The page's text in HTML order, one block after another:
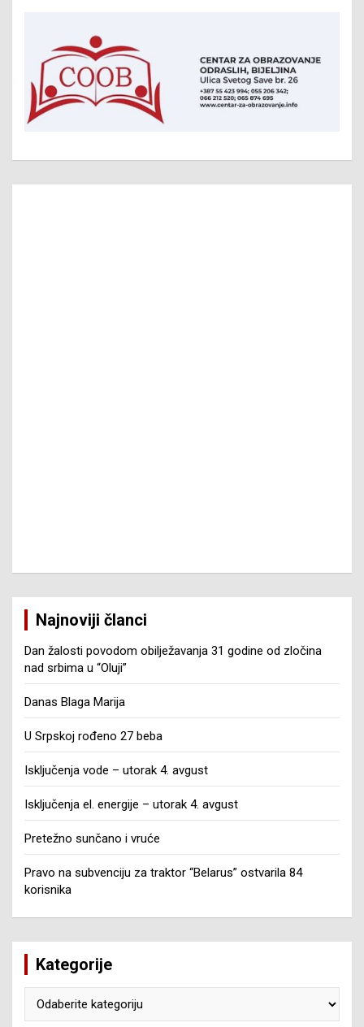
Najnoviji članci
Dan žalosti povodom obilježavanja 31 godine od zločina
nad srbima u “Oluji”
Danas Blaga Marija
U Srpskoj rođeno 27 beba
Isključenja vode – utorak 4. avgust
Isključenja el. energije – utorak 4. avgust
Pretežno sunčano i vruće
Pravo na subvenciju za traktor “Belarus” ostvarila 84
korisnika
Kategorije